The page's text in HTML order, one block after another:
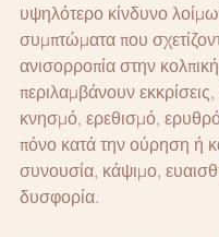
υψηλότερο κίνδυνο
συμπτώματα που
ανισορροπία στην
περιλαμβάνουν
κνησμό, ερεθισμό,
πόνο κατά την ούρηση ή
συνουσία, κάψιμο,
δυσφορία.